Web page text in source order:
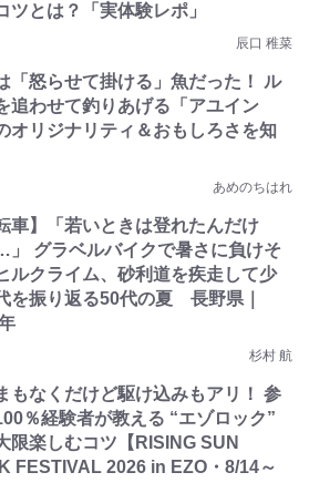
ツとは？「実体験レポ」
辰口 稚菜
「怒らせて掛ける」魚だった！ ル
追わせて釣りあげる「アユイン
オリジナリティ＆おもしろさを知
あめのちはれ
車】「若いときは登れたんだけ
グラベルバイクで暑さに負けそ
ルクライム、砂利道を疾走して少
を振り返る50代の夏 長野県｜
杉村 航
もなくだけど駆け込みもアリ！ 参
％経験者が教える “エゾロック”
限楽しむコツ【RISING SUN
FESTIVAL 2026 in EZO・8/14～